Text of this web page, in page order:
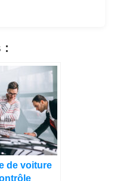
:
de voiture